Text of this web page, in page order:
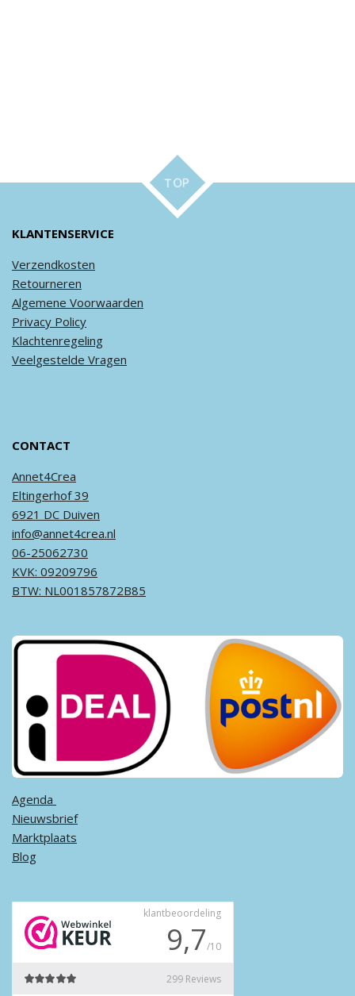
TOP
KLANTENSERVICE
Verzendkosten
Retourneren
Algemene Voorwaarden
Privacy Policy
Klachtenregeling
Veelgestelde Vragen
CONTACT
Annet4Crea
Eltingerhof 39
6921 DC Duiven
info@annet4crea.nl
06-25062730
KVK: 09209796
BTW: NL001857872B85
Agenda ​
Nieuwsbrief
Marktplaats
Blog